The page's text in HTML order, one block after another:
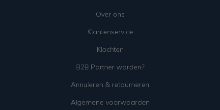
Over ons
Klantenservice
Klachten
B2B Partner worden?
Annuleren & retourneren
Algemene voorwaarden